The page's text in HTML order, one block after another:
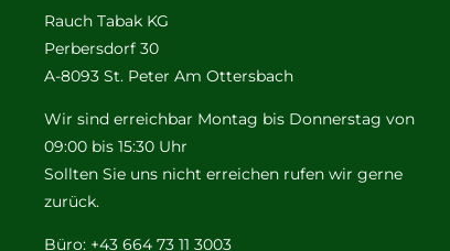
Rauch Tabak KG
Perbersdorf 30
A-8093 St. Peter Am Ottersbach
Wir sind erreichbar Montag bis Donnerstag von
09:00 bis 15:30 Uhr
Sollten Sie uns nicht erreichen rufen wir gerne
zurück.
Büro: +43 664 73 11 3003